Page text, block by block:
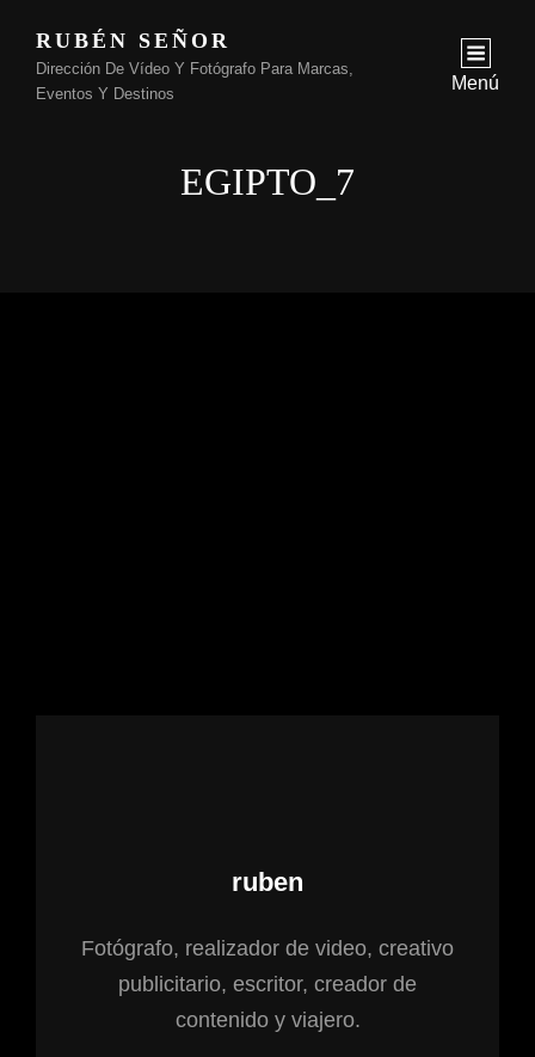
RUBÉN SEÑOR
Dirección De Vídeo Y Fotógrafo Para Marcas,
Eventos Y Destinos
Menú
EGIPTO_7
Autor:
ruben
Fotógrafo, realizador de video, creativo
publicitario, escritor, creador de
contenido y viajero.